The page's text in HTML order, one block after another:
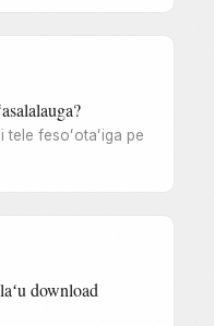
fesoʻotaʻiga pe
download